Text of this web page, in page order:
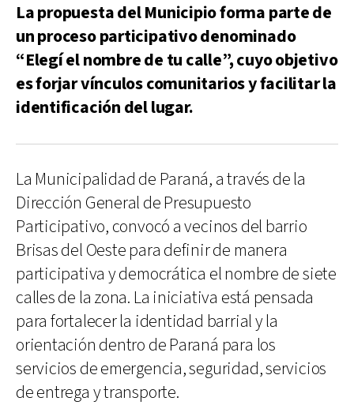
La propuesta del Municipio forma parte de
un proceso participativo denominado
“Elegí el nombre de tu calle”, cuyo objetivo
es forjar vínculos comunitarios y facilitar la
identificación del lugar.
La Municipalidad de Paraná, a través de la
Dirección General de Presupuesto
Participativo, convocó a vecinos del barrio
Brisas del Oeste para definir de manera
participativa y democrática el nombre de siete
calles de la zona. La iniciativa está pensada
para fortalecer la identidad barrial y la
orientación dentro de Paraná para los
servicios de emergencia, seguridad, servicios
de entrega y transporte.